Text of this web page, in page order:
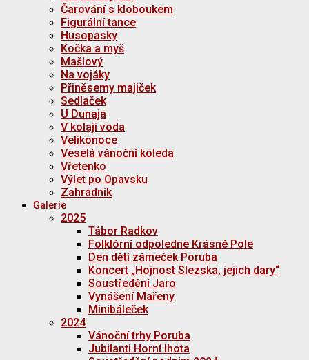
Čarování s kloboukem
Figurální tance
Husopasky
Kočka a myš
Mašlový
Na vojáky
Přiněsemy majiček
Sedlaček
U Dunaja
V kolaji voda
Velikonoce
Veselá vánoční koleda
Vřetenko
Výlet po Opavsku
Zahradnik
Galerie
2025
Tábor Radkov
Folklórní odpoledne Krásné Pole
Den dětí zámeček Poruba
Koncert „Hojnost Slezska, jejich dary“
Soustředění Jaro
Vynášení Mařeny
Minibáleček
2024
Vánoční trhy Poruba
Jubilanti Horní lhota